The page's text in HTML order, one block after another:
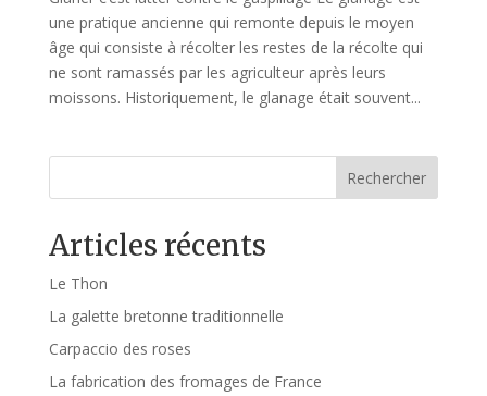
une pratique ancienne qui remonte depuis le moyen
âge qui consiste à récolter les restes de la récolte qui
ne sont ramassés par les agriculteur après leurs
moissons. Historiquement, le glanage était souvent...
Rechercher
Articles récents
Le Thon
La galette bretonne traditionnelle
Carpaccio des roses
La fabrication des fromages de France